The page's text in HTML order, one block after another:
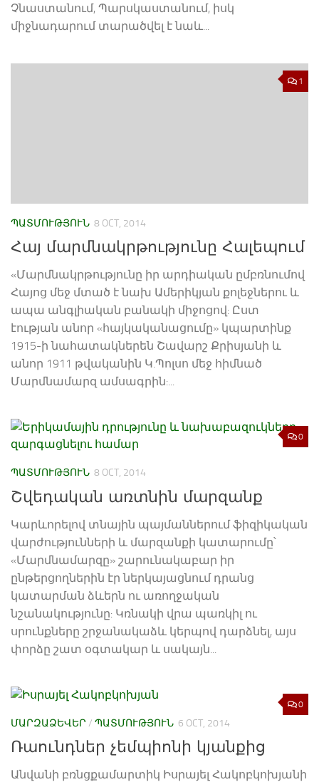
Չնաստանում, Պարսկաստանում, իսկ
միջնադարում տարածվել է նաև...
1
ՊԱՏՄՈՒԹՅՈՒՆ 8 OCT, 2014
Հայ մարմնակրթությունը Հալեպում
«Մարմնակրթությունը իր արդիական ըմբռնումով
Հայոց մեջ մտած է նախ Ամերիկյան քոլեջներու և
ապա անգլիական բանակի միջոցով: Ըստ
էության անոր «հայկականացումը» կպարտինք
1915-ի նահատակներեն Շավարշ Քրիսյանի և
անոր 1911 թվականին Կ.Պոլսո մեջ հիմնած
Մարմնամարզ ամսագրին:...
0
ՊԱՏՄՈՒԹՅՈՒՆ 8 OCT, 2014
Շվեդական առտնին մարզանք
Կարևորելով տնային պայմաններում ֆիզիկական
վարժությունների և մարզանքի կատարումը՝
«Մարմնամարզը» շարունակաբար իր
ընթերցողներին էր ներկայացնում դրանց
կատարման ձևերն ու առողջական
նշանակությունը: Կռնակի վրա պառկիլ ու
սրունքները շրջանակաձև կերպով դարձնել, այս
փորձը շատ օգտակար և սակայն...
0
ՄԱՐԶԱՁԵՎԵՐ / ՊԱՏՄՈՒԹՅՈՒՆ 6 OCT, 2014
Ռաունդներ չեմպիոնի կյանքից
Անվանի բռնցքամարտիկ Իսրայել Հակոբկոխյանի